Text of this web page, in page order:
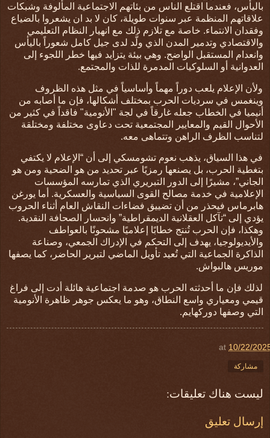
باليأس، فعندما اقتلع الناس من بئاتهم الاجتماعية المألوفة وشبكات
علاقاتهم المنظمة عبر سنوات طويلة، كان لا بد ان يشعروا بالضياع
وفقدان الانتماء. خاصة مع تلازم ذلك مع انهيار النظام التعليمي
والاقتصادي وتدمير المدن الذي ولَّد لدى جيل كامل شعوراً باليأس
وانعدام المستقبل الواضح. وهي بيئة يتزايد فيها خطر اللجوء إلى
العدوانية أو السلوكيات المدمرة للذات والمجتمع.
ولأن الإعلام يلعب دوراً مهماً وأساسياً في مثل هذه الظروف
وينغمس في سرديات الحرب بمختلف أشكالها، فإن ما أصابه من
أنيميا في الخطاب جعله غارقاً في لجة "الأنومية" فاقداً في كثير من
الأحوال القيم والمعايير المجتمعية تحت دعاوى مختلفة ومختلقة
لتناسب الظرف الراهن وتتماهى معه.
في هذا السياق، يذهب نعوم تشومسكي إلى أن “الإعلام لا يكتفي
بتغطية الحرب، بل يصنعها رمزيًا عبر تحديد من هو الضحية ومن هو
الجاني”، مشيرًا إلى الدور التبريري الذي تمارسه المؤسسات
الإعلامية في خدمة مصالح القوى السياسية والعسكرية. أما يورغن
هابرماس فيحذر من أن تضييق فضاءات النقاش العام أثناء الحروب
يؤدي إلى “تآكل العقلانية الديمقراطية” وانحسار الصحافة النقدية.
وهكذا، فإن الحرب تُنتج خطابًا إعلاميًا مشحونًا بالعواطف
والأيديولوجيا، يهدف إلى التحكم في الإدراك الجمعي، وصناعة
الذاكرة الجماعية التي تُعيد تأويل الماضي لتبرير الحاضر، كما يصفها
موريس هالبواش.
لذلك فإن ما أحدثته الحرب هو صدمة اجتماعية هائلة أدت إلى فراغ
قيمي ومعياري واسع النطاق، وهو ما يعكس جوهر ظاهرة الأنومية
التي وصفها دوركهايم.
at 10/22/
مشاركة
ليست هناك تعليقات:
إرسال تعليق